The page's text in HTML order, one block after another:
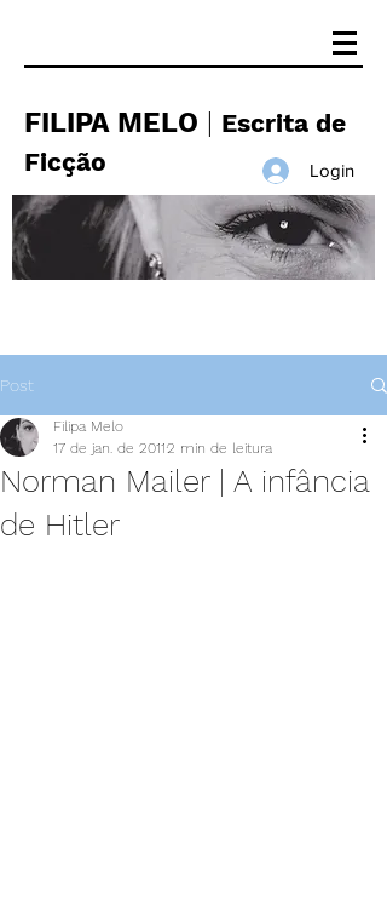
FILIPA MELO
Escrita de
Ficção
Login
Post
Norman Mailer | A infância
de Hitler
Filipa Melo
17 de jan. de 20112 min de leitura